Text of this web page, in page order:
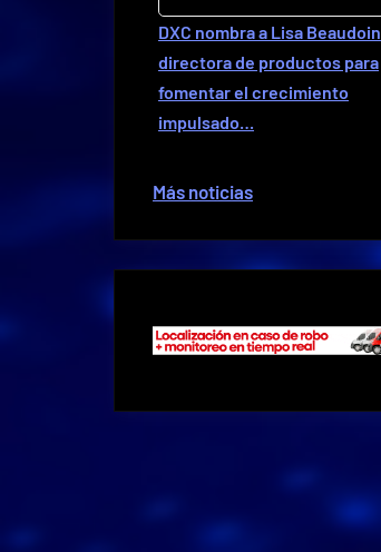
DXC nombra a Lisa Beaudoin
directora de productos para
fomentar el crecimiento
impulsado…
Más noticias